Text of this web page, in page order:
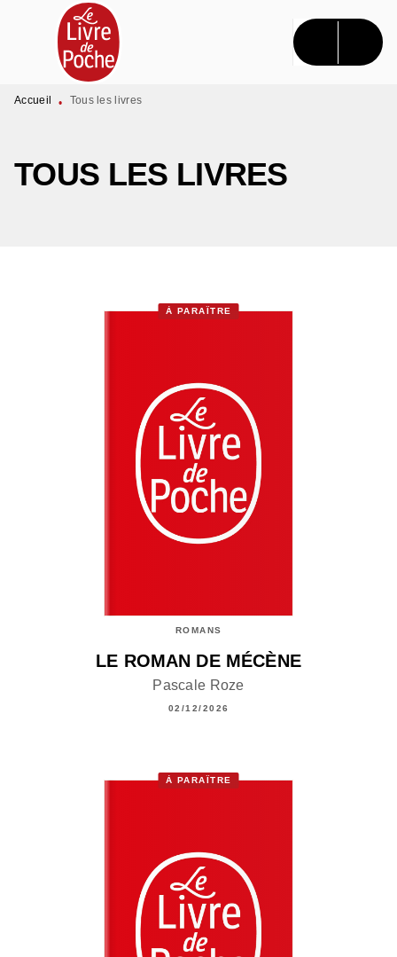
MENU RECHERCHE CONTENU
PIED DE PAGE
Accueil • Tous les livres
TOUS LES LIVRES
À PARAÎTRE
ROMANS
LE ROMAN DE MÉCÈNE
Pascale Roze
02/12/2026
À PARAÎTRE